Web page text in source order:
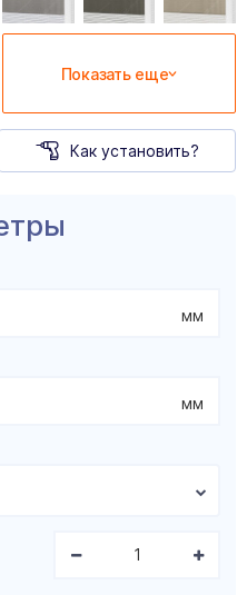
Показать еще
Как установить?
мм
мм